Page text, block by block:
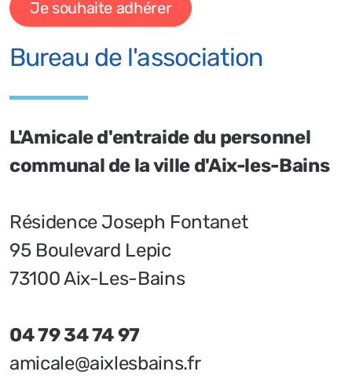
Pour adhérer à l'association il vous
suffit de cliquer sur "Je souhaite
adhérer“ et de suivre les indications sur
notre billeterie (avec notre partenaire
HelloAsso - paiement sécurisé).
Bureau de l'association
L'Amicale d'entraide du personnel
communal de la ville d'Aix-les-Bains